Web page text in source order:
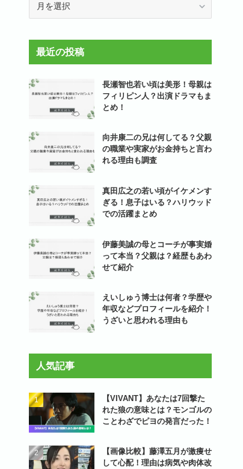
イ
ブ最近の投稿
長瀬智也若い頃は美形！母親は
フィリピン人？出演ドラマもま
とめ！
向井康二の兄は何してる？父親
の職業や実家がお金持ちと言わ
れる理由も調査
真田広之の若い頃がイケメンす
ぎる！息子はいる？ハリウッド
での活躍まとめ
伊藤美誠の母とコーチが事実婚
って本当？父親は？経歴もあわ
せて紹介
えいしゅう博士は何者？学歴や
年収などプロフィールを紹介！
うざいと思われる理由も
人気記事
【VIVANT】あなたは7回撃た
れた狼の意味とは？モンゴルの
ことわざでピヨの発言だった！
【画像比較】藤澤五月が激痩せ
して心配！理由は病気や肉体改